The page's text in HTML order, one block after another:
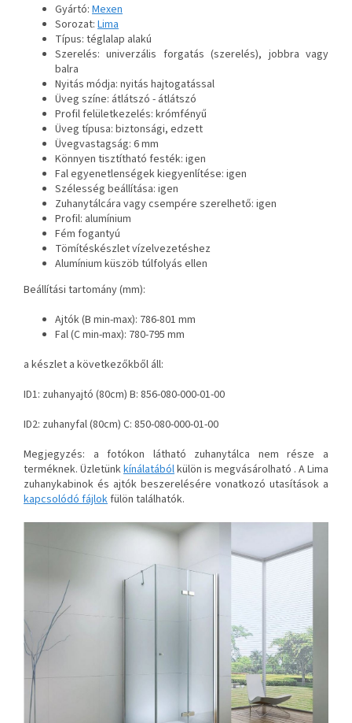
Gyártó: Mexen
Sorozat: Lima
Típus: téglalap alakú
Szerelés: univerzális forgatás (szerelés), jobbra vagy
balra
Nyitás módja: nyitás hajtogatással
Üveg színe: átlátszó - átlátszó
Profil felületkezelés: krómfényű
Üveg típusa: biztonsági, edzett
Üvegvastagság: 6 mm
Könnyen tisztítható festék: igen
Fal egyenetlenségek kiegyenlítése: igen
Szélesség beállítása: igen
Zuhanytálcára vagy csempére szerelhető: igen
Profil: alumínium
Fém fogantyú
Tömítéskészlet vízelvezetéshez
Alumínium küszöb túlfolyás ellen
Beállítási tartomány (mm):
Ajtók (B min-max): 786-801 mm
Fal (C min-max): 780-795 mm
a készlet a következőkből áll:
ID1: zuhanyajtó (80cm) B: 856-080-000-01-00
ID2: zuhanyfal (80cm) C: 850-080-000-01-00
Megjegyzés: a fotókon látható zuhanytálca nem része a
terméknek. Üzletünkkínálatábólkülön is megvásárolható . A Lima
zuhanykabinok és ajtók beszerelésére vonatkozó utasítások a
kapcsolódó fájlokfülön találhatók.